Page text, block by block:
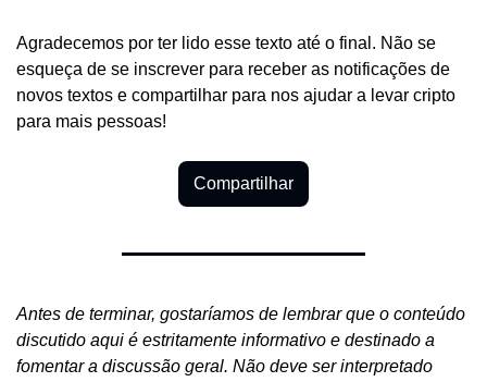
Agradecemos por ter lido esse texto até o final. Não se
esqueça de se inscrever para receber as notificações de
novos textos e compartilhar para nos ajudar a levar cripto
para mais pessoas!
Compartilhar
Antes de terminar, gostaríamos de lembrar que o conteúdo
discutido aqui é estritamente informativo e destinado a
fomentar a discussão geral. Não deve ser interpretado